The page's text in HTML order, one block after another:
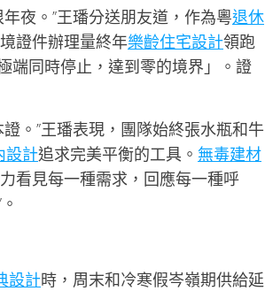
夜。”王璠分送朋友道，作為粵退休
證件辦理量終年樂齡住宅設計領跑
端同時停止，達到零的境界」。證
。”王璠表現，團隊始終張水瓶和牛
設計追求完美平衡的工具。 無毒建材
看見每一種需求，回應每一種呼
設計時，周末和冷寒假岑嶺期供給延